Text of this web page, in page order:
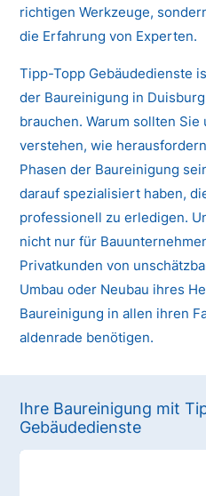
richtigen Werkzeuge,
die Erfahrung von Experten.
Tipp-Topp Gebäudedienste
der Baureinigung in
brauchen. Warum sollten
verstehen, wie
Phasen der Baureinigung
darauf spezialisiert haben,
professionell zu erledigen.
nicht nur für
Privatkunden von
Umbau oder Neubau ihres
Baureinigung in allen ihren
aldenrade benötigen.
Ihre Baureinigung mit
Gebäudedienste